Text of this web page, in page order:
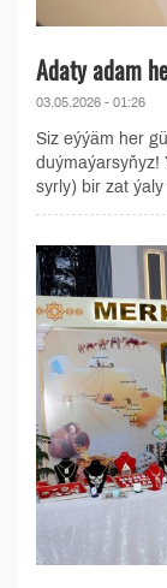
Adaty adam
03.05.2026 - 01:26
Siz eýýäm her
duýmaýarsyňyz!
syrly) bir zat